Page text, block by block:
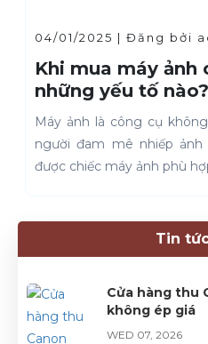
04/01/2025 | Đăng bởi
Khi mua máy ảnh
những yếu tố nào?
Máy ảnh là công cụ
người đam mê nhiếp
được chiếc máy ảnh phù
Tin
Cửa hàng thu
không ép giá
WED 07, 2026